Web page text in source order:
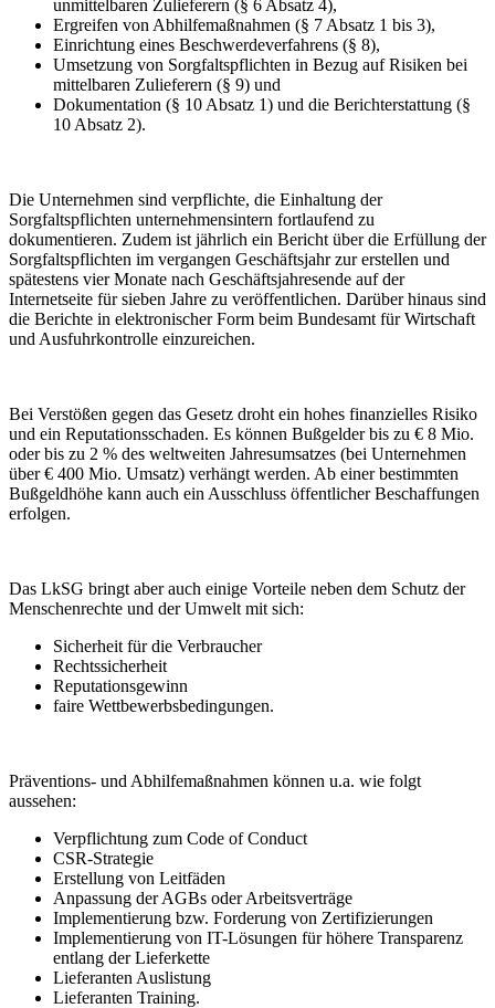
unmittelbaren Zulieferern (§ 6 Absatz 4),
Ergreifen von Abhilfemaßnahmen (§ 7 Absatz 1 bis 3),
Einrichtung eines Beschwerdeverfahrens (§ 8),
Umsetzung von Sorgfaltspflichten in Bezug auf Risiken bei
mittelbaren Zulieferern (§ 9) und
Dokumentation (§ 10 Absatz 1) und die Berichterstattung (§
10 Absatz 2).
Die Unternehmen sind verpflichte, die Einhaltung der
Sorgfaltspflichten unternehmensintern fortlaufend zu
dokumentieren. Zudem ist jährlich ein Bericht über die Erfüllung der
Sorgfaltspflichten im vergangen Geschäftsjahr zur erstellen und
spätestens vier Monate nach Geschäftsjahresende auf der
Internetseite für sieben Jahre zu veröffentlichen. Darüber hinaus sind
die Berichte in elektronischer Form beim Bundesamt für Wirtschaft
und Ausfuhrkontrolle einzureichen.
Bei Verstößen gegen das Gesetz droht ein hohes finanzielles Risiko
und ein Reputationsschaden. Es können Bußgelder bis zu € 8 Mio.
oder bis zu 2 % des weltweiten Jahresumsatzes (bei Unternehmen
über € 400 Mio. Umsatz) verhängt werden. Ab einer bestimmten
Bußgeldhöhe kann auch ein Ausschluss öffentlicher Beschaffungen
erfolgen.
Das LkSG bringt aber auch einige Vorteile neben dem Schutz der
Menschenrechte und der Umwelt mit sich:
Sicherheit für die Verbraucher
Rechtssicherheit
Reputationsgewinn
faire Wettbewerbsbedingungen.
Präventions- und Abhilfemaßnahmen können u.a. wie folgt
aussehen:
Verpflichtung zum Code of Conduct
CSR-Strategie
Erstellung von Leitfäden
Anpassung der AGBs oder Arbeitsverträge
Implementierung bzw. Forderung von Zertifizierungen
Implementierung von IT-Lösungen für höhere Transparenz
entlang der Lieferkette
Lieferanten Auslistung
Lieferanten Training.